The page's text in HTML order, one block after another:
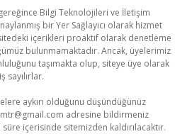
gereğince Bilgi Teknolojileri ve İletişim
bir Yer Sağlayıcı olarak hizmet
içerikleri proaktif olarak denetleme
bulunmamaktadır. Ancak, üyelerimiz
taşımakta olup, siteye üye olarak
sayılırlar.
aykırı olduğunu düşündüğünüz
adresine bildirmeniz
içerisinde sitemizden kaldırılacaktır.